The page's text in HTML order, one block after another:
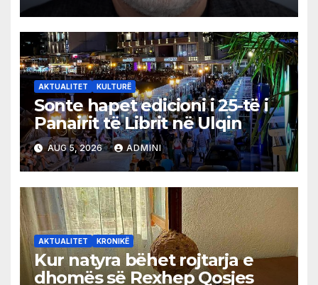
AKTUALITET KULTURË
Sonte hapet edicioni i 25-të i
Panairit të Librit në Ulqin
AUG 5, 2026 ADMINI
AKTUALITET KRONIKË
Kur natyra bëhet rojtarja e
dhomës së Rexhep Qosjes